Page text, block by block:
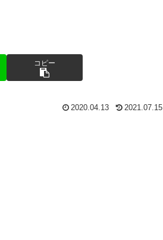
コピー
2020.04.13 2021.07.15